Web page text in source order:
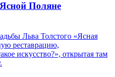
Поляне
Льва Толстого «Ясная
реставрацию,
искусство?», открытая там